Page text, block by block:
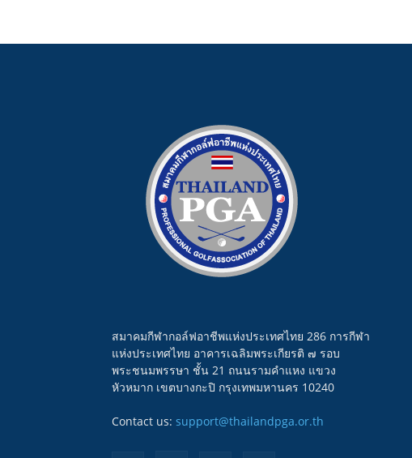
สมาคมกีฬากอล์ฟอาชีพแห่งประเทศไทย 286 การกีฬา
แห่งประเทศไทย อาคารเฉลิมพระเกียรติ ๗ รอบ
พระชนมพรรษา ชั้น 21 ถนนรามคำแหง แขวง
หัวหมาก เขตบางกะปิ กรุงเทพมหานคร 10240
Contact us: support@thailandpga.or.th